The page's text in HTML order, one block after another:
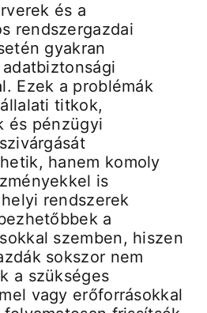
és a
rendszergazdai
gyakran
Ezek a problémák
titkok,
és pénzügyi
hanem komoly
is
rendszerek
a
szemben, hiszen
sokszor nem
a szükséges
vagy erőforrásokkal